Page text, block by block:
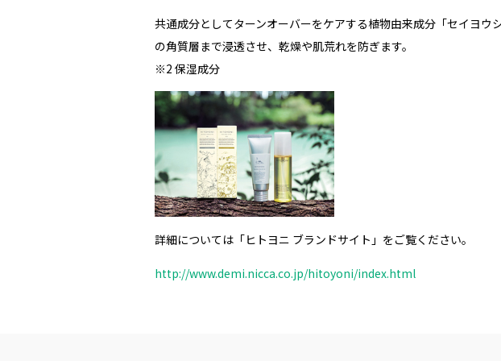
共通成分としてターンオーバーをケアする植物由来成分「セイヨ
の角質層まで浸透させ、乾燥や肌荒れを防ぎます。
※2 保湿成分
詳細については「ヒトヨニ ブランドサイト」をご覧ください。
http://www.demi.nicca.co.jp/hitoyoni/index.html